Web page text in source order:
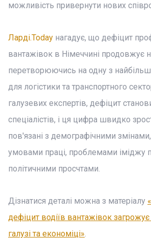
можливість привернути нових
Ларді.Today нагадує, що дефіцит
вантажівок в Німеччині продовжує
перетворюючись на одну з найбільш
для логістики та транспортного
галузевих експертів, дефіцит
спеціалістів, і ця цифра швидко
пов'язані з демографічними
умовами праці, проблемами іміджу
політичними просчтами.
Дізнатися деталі можна з матеріалу
дефіцит водіїв вантажівок загрожує
галузі та економіці».